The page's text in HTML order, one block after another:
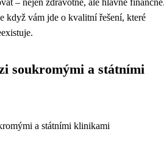
když vám jde o kvalitní řešení, které
soukromými a státními
a státními klinikami